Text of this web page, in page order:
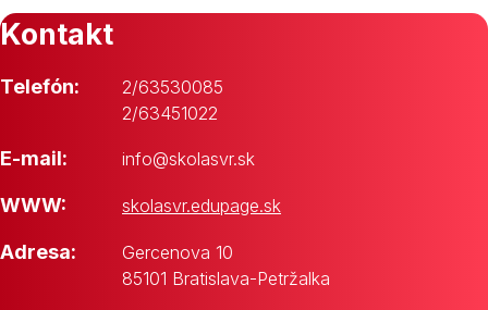
Kontakt
Telefón:
2/63530085
2/63451022
E-mail: info@skolasvr.sk
WWW: skolasvr.edupage.sk
Adresa:
Gercenova 10
85101 Bratislava-Petržalka